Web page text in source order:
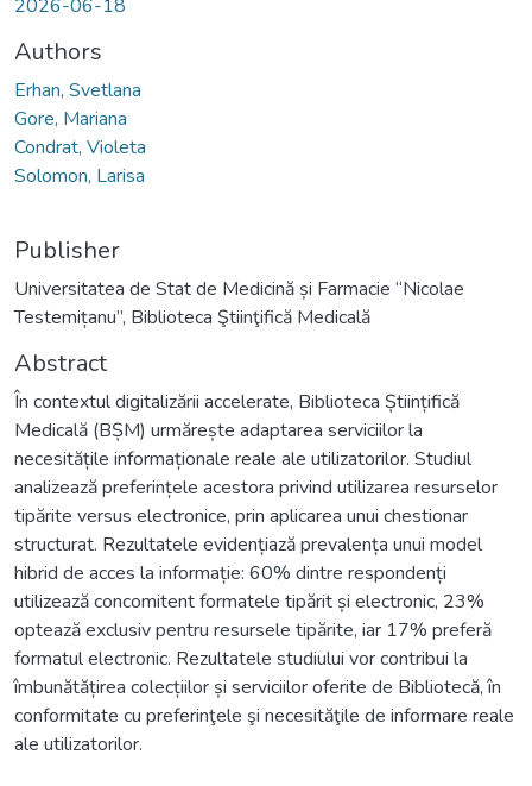
2026-06-18
Authors
Erhan, Svetlana
Gore, Mariana
Condrat, Violeta
Solomon, Larisa
Publisher
Universitatea de Stat de Medicină și Farmacie “Nicolae
Testemițanu”, Biblioteca Ştiinţifică Medicală
Abstract
În contextul digitalizării accelerate, Biblioteca Științifică
Medicală (BȘM) urmărește adaptarea serviciilor la
necesitățile informaționale reale ale utilizatorilor. Studiul
analizează preferințele acestora privind utilizarea resurselor
tipărite versus electronice, prin aplicarea unui chestionar
structurat. Rezultatele evidențiază prevalența unui model
hibrid de acces la informație: 60% dintre respondenți
utilizează concomitent formatele tipărit și electronic, 23%
optează exclusiv pentru resursele tipărite, iar 17% preferă
formatul electronic. Rezultatele studiului vor contribui la
îmbunătățirea colecțiilor și serviciilor oferite de Bibliotecă, în
conformitate cu preferinţele şi necesităţile de informare reale
ale utilizatorilor.